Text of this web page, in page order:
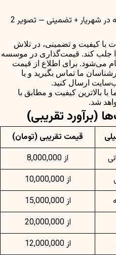
با کیفیت و تضمینی، در تلاش
جلب کند. قیمت‌گذاری در موسسه
می‌شود. برای اطلاع از قیمت
ما تماس بگیرید و یا
ارسال کنید.
بالاترین کیفیت و مطابق با
شد.
(برآورد تقریبی)
قیمت تقریبی (تومان)
از 8,000,000
از 10,000,000
از 15,000,000
از 20,000,000
از 12,000,000